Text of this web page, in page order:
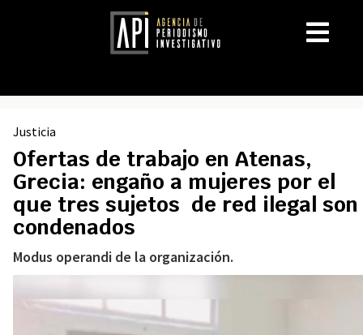
Justicia
Ofertas de trabajo en Atenas,
Grecia: engaño a mujeres por el
que tres sujetos de red ilegal son
condenados
Modus operandi de la organización.